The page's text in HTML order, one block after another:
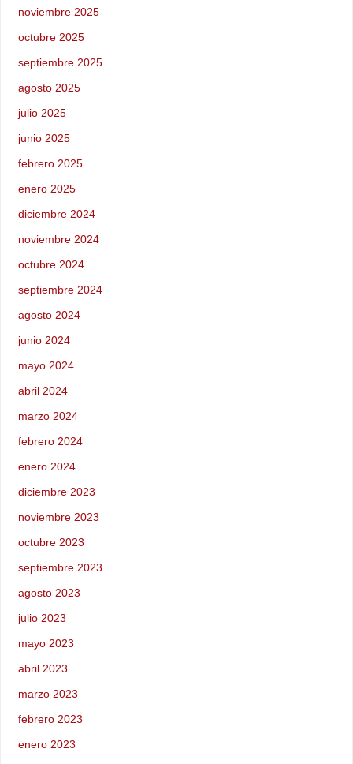
noviembre 2025
octubre 2025
septiembre 2025
agosto 2025
julio 2025
junio 2025
febrero 2025
enero 2025
diciembre 2024
noviembre 2024
octubre 2024
septiembre 2024
agosto 2024
junio 2024
mayo 2024
abril 2024
marzo 2024
febrero 2024
enero 2024
diciembre 2023
noviembre 2023
octubre 2023
septiembre 2023
agosto 2023
julio 2023
mayo 2023
abril 2023
marzo 2023
febrero 2023
enero 2023